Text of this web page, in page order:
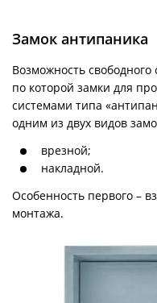
Замок антипаника
Возможность
по которой замки для
системами типа
одним из двух видов
врезной;
накладной.
Особенность первого –
монтажа.